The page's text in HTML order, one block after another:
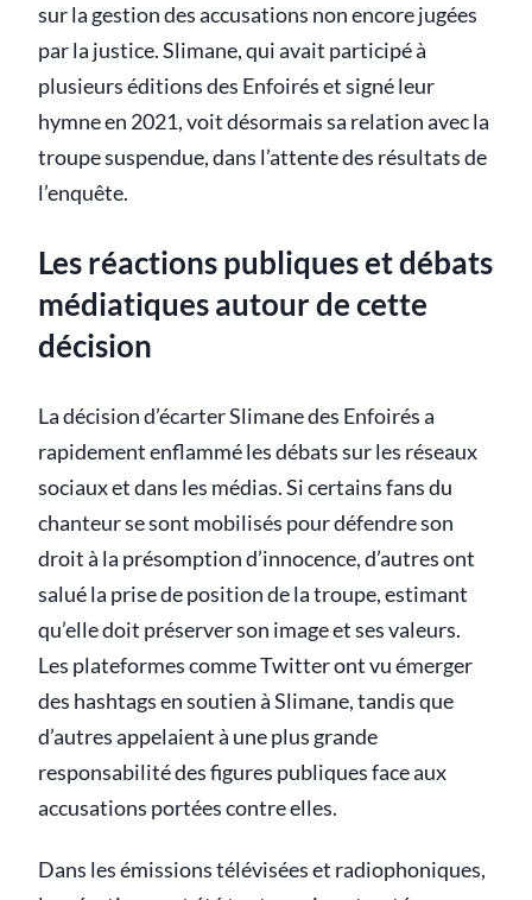
sur la gestion des accusations non encore jugées
par la justice. Slimane, qui avait participé à
plusieurs éditions des Enfoirés et signé leur
hymne en 2021, voit désormais sa relation avec la
troupe suspendue, dans l’attente des résultats de
l’enquête.
Les réactions publiques et débats
médiatiques autour de cette
décision
La décision d’écarter Slimane des Enfoirés a
rapidement enflammé les débats sur les réseaux
sociaux et dans les médias. Si certains fans du
chanteur se sont mobilisés pour défendre son
droit à la présomption d’innocence, d’autres ont
salué la prise de position de la troupe, estimant
qu’elle doit préserver son image et ses valeurs.
Les plateformes comme Twitter ont vu émerger
des hashtags en soutien à Slimane, tandis que
d’autres appelaient à une plus grande
responsabilité des figures publiques face aux
accusations portées contre elles.
Dans les émissions télévisées et radiophoniques,